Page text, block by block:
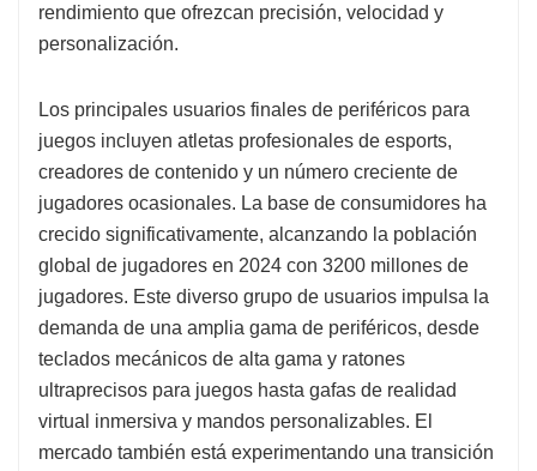
rendimiento que ofrezcan precisión, velocidad y
personalización.
Los principales usuarios finales de periféricos para
juegos incluyen atletas profesionales de esports,
creadores de contenido y un número creciente de
jugadores ocasionales. La base de consumidores ha
crecido significativamente, alcanzando la población
global de jugadores en 2024 con 3200 millones de
jugadores. Este diverso grupo de usuarios impulsa la
demanda de una amplia gama de periféricos, desde
teclados mecánicos de alta gama y ratones
ultraprecisos para juegos hasta gafas de realidad
virtual inmersiva y mandos personalizables. El
mercado también está experimentando una transición